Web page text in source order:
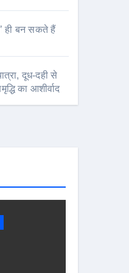
ही बन सकते हैं
दूध-दही से
का आशीर्वाद